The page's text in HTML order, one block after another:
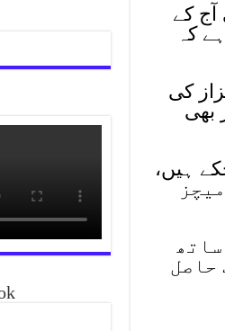
کے
کہ
کی
بھی
میچز کھیلے جا چکے ہیں،
جن میں آسٹریلیا کو واضح برتری حاصل ہے۔ آسٹریلیا نے 71 جبکہ پاکستان نے 36 میچز
حاصل